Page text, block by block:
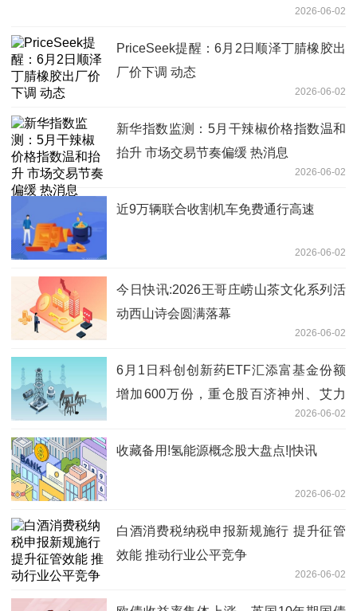
2026-06-02
PriceSeek提醒：6月2日顺泽丁腈橡胶出
厂价下调 动态
2026-06-02
新华指数监测：5月干辣椒价格指数温和
抬升 市场交易节奏偏缓 热消息
2026-06-02
近9万辆联合收割机车免费通行高速
2026-06-02
今日快讯:2026王哥庄崂山茶文化系列活
动西山诗会圆满落幕
2026-06-02
6月1日科创创新药ETF汇添富基金份额
增加600万份，重仓股百济神州、艾力
2026-06-02
收藏备用!氢能源概念股大盘点!|快讯
2026-06-02
白酒消费税纳税申报新规施行 提升征管
效能 推动行业公平竞争
2026-06-02